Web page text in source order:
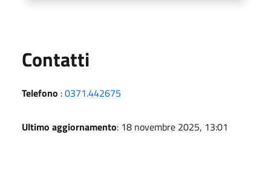
Contatti
Telefono :0371.442675
Ultimo aggiornamento: 18 novembre 2025, 13:01